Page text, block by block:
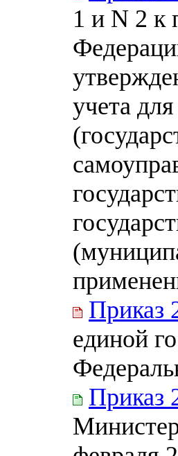
1 и N 2 к
учета
Приказ
единой
Приказ